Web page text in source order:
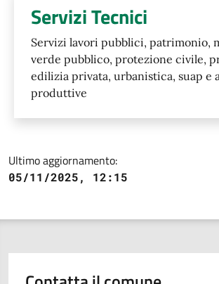
Servizi Tecnici
Servizi lavori pubblici, patrimonio,
verde pubblico, protezione civile,
edilizia privata, urbanistica, suap e
produttive
Ultimo aggiornamento:
05/11/2025, 12:15